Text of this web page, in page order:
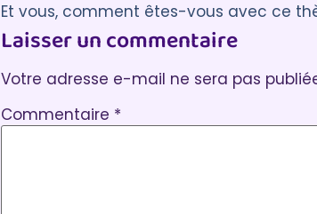
Et vous, comment êtes-vous avec ce
Laisser un commentaire
Votre adresse e-mail ne sera pas
Commentaire *